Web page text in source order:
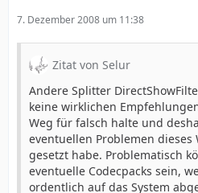
7. Dezember 2008 um 11:38
Zitat von Selur
Andere Splitter
keine wirklichen
Weg für falsch halte und
eventuellen Problemen
gesetzt habe. Problematisch
eventuelle Codecpacks sein,
ordentlich auf das System